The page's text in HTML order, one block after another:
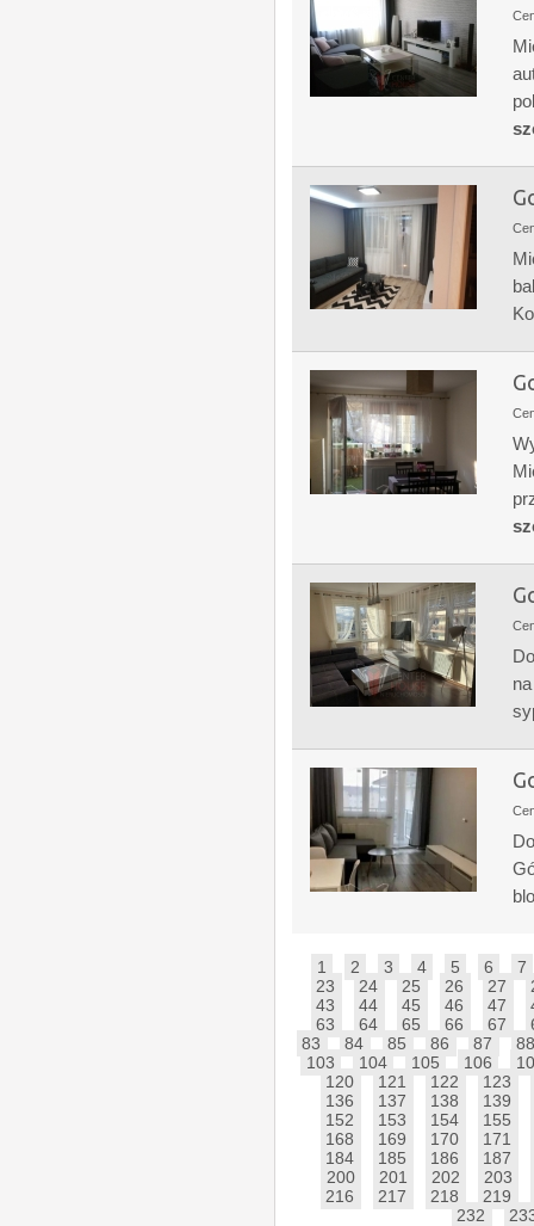
1 2 3 4 5 6
7
23
24 25 26 27
43
44 45 46 47
63
64 65 66 67
83
84 85 86 87
103
104 105 106
120
121 122
123
136
137 138
139
152
153 154
155
168
169 170
171
184
185 186
187
200
201 202
203
216
217 218
219
232